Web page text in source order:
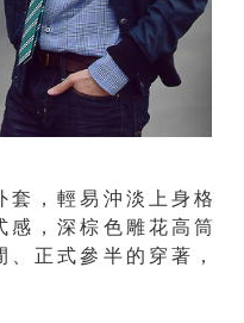
，輕易沖淡上身格
感，深棕色雕花高筒
正式參半的穿著，